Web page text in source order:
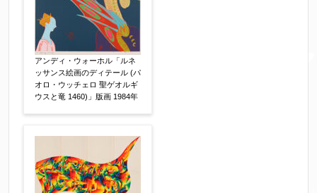
※携帯電話などご連絡が取りやすいお電話番号を
お願い致します。
郵便番号 【必須】
↓郵便番号を入力すると住所の最初が自動入力さ
れます。番地以下は任意でも結構です。
アンディ・ウォーホル「ルネ
ッサンス絵画のディテール (パ
オロ・ウッチェロ 聖ゲオルギ
ウスと竜 1460)」版画 1984年